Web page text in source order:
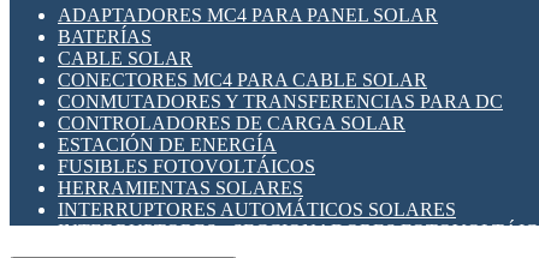
ADAPTADORES MC4 PARA PANEL SOLAR
BATERÍAS
CABLE SOLAR
CONECTORES MC4 PARA CABLE SOLAR
CONMUTADORES Y TRANSFERENCIAS PARA DC
CONTROLADORES DE CARGA SOLAR
ESTACIÓN DE ENERGÍA
FUSIBLES FOTOVOLTÁICOS
HERRAMIENTAS SOLARES
INTERRUPTORES AUTOMÁTICOS SOLARES
INTERRUPTORES - SECCIONADORES
MONTAJE PANEL SOLAR